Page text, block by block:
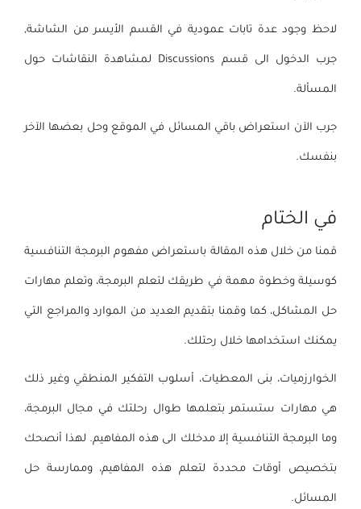
لاحظ وجود عدة تابات عمودية في القسم الأيسر من الشاشة,
جرب الدخول الى قسم Discussions لمشاهدة النقاشات حول
المسألة.
جرب الآن استعراض باقي المسائل في الموقع وحل بعضها الآخر
بنفسك.
في الختام
قمنا من خلال هذه المقالة باستعراض مفهوم البرمجة التنافسية
كوسيلة وخطوة مهمة في طريقك لتعلم البرمجة، وتعلم مهارات
حل المشاكل، كما وقمنا بتقديم العديد من الموارد والمراجع التي
يمكنك استخدامها خلال رحتلك.
الخوارزميات، بنى المعطيات، أسلوب التفكير المنطقي وغير ذلك
هي مهارات ستستمر بتعلمها طوال رحلتك في مجال البرمجة،
وما البرمجة التنافسية إلا مدخلك الى هذه المفاهيم. لهذا أنصحك
بتخصيص أوقات محددة لتعلم هذه المفاهيم، وممارسة حل
المسائل.